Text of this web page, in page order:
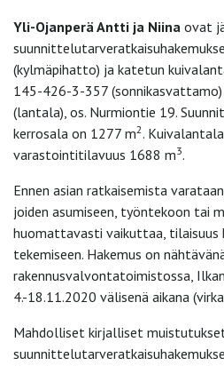
Yli-Ojanperä Antti ja Niina ovat
(kylmäpihatto) ja katetun
145-426-3-357
(lantala), os. Nurmiontie 19.
kerrosala on 1277 m2 .
varastointitilavuus 1688 m3.
Ennen asian ratkaisemista
joiden asumiseen, työntekoon tai
huomattavasti vaikuttaa, tilaisuus
tekemiseen. Hakemus on
rakennusvalvontatoimistossa,
4.-18.11.2020 välisenä aikana
Mahdolliset kirjalliset